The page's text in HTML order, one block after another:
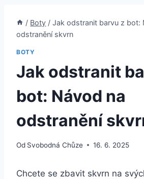
/ Boty / Jak odstranit barvu z bot:
odstranění skvrn
BOTY
Jak odstranit
bot: Návod na
odstranění
Od Svobodná Chůze 16. 6. 2025
Chcete se zbavit skvrn na